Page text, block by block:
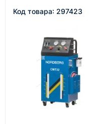
Код товара: 297423